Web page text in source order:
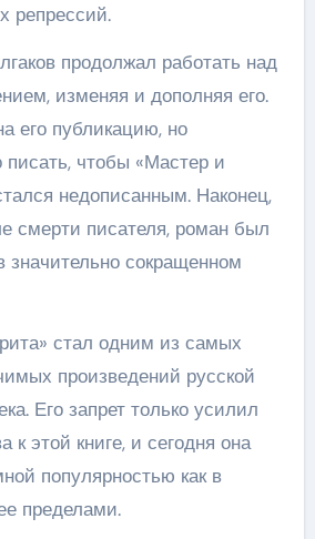
репрессий.
продолжал работать над
изменяя и дополняя его.
его публикацию, но
чтобы «Мастер и
недописанным. Наконец,
смерти писателя, роман был
значительно сокращенном
стал одним из самых
произведений русской
Его запрет только усилил
к этой книге, и сегодня она
популярностью как в
пределами.